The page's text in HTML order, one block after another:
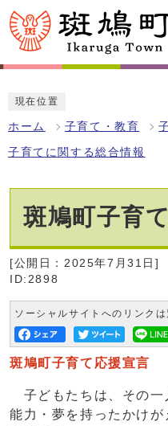
現在位置
ホーム 子育て・教育
子育てに関する総合情報
斑鳩町子育
[公開日：2025年7月31日]
ID:2898
ソーシャルサイトへのリンク
斑鳩町子育て応援宣言
子どもたちは、その一
能力・夢を持ったかけ